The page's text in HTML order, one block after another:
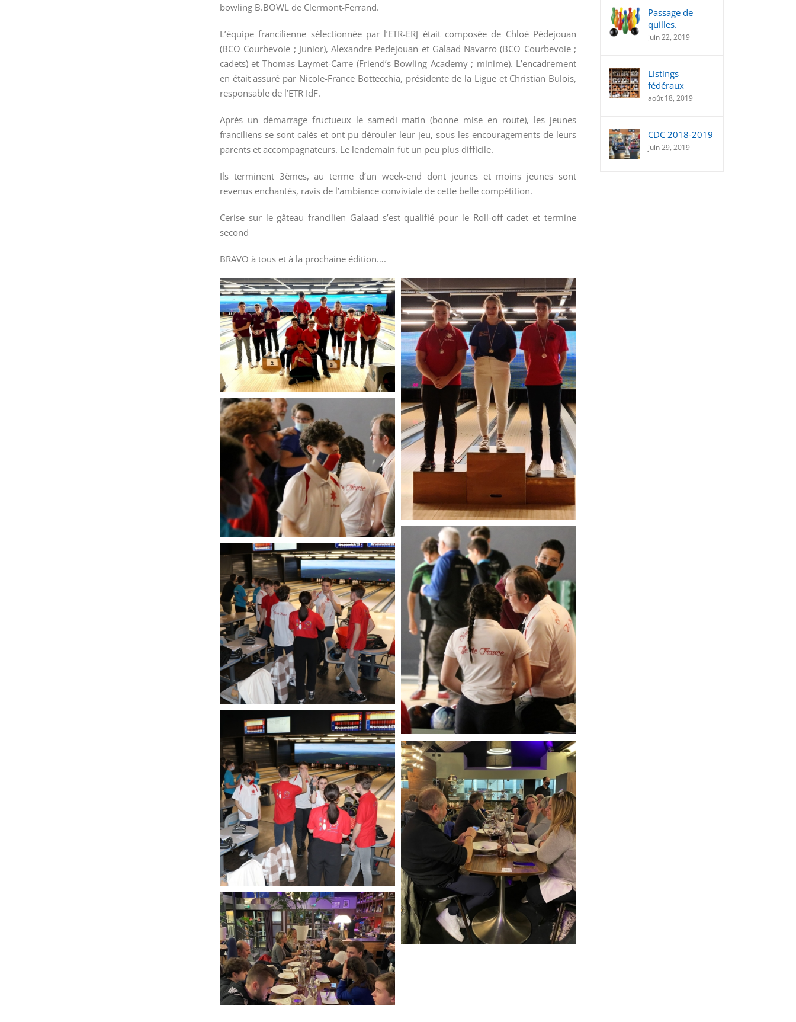
bowling B.BOWL de Clermont-Ferrand.
L’équipe francilienne sélectionnée par l’ETR-ERJ était composée de Chloé Pédejouan
(BCO Courbevoie ; Junior), Alexandre Pedejouan et Galaad Navarro (BCO Courbevoie ;
cadets) et Thomas Laymet-Carre (Friend’s Bowling Academy ; minime). L’encadrement
en était assuré par Nicole-France Bottecchia, présidente de la Ligue et Christian Bulois,
responsable de l’ETR IdF.
Après un démarrage fructueux le samedi matin (bonne mise en route), les jeunes
franciliens se sont calés et ont pu dérouler leur jeu, sous les encouragements de leurs
parents et accompagnateurs. Le lendemain fut un peu plus difficile.
Ils terminent 3èmes, au terme d’un week-end dont jeunes et moins jeunes sont
revenus enchantés, ravis de l’ambiance conviviale de cette belle compétition.
Cerise sur le gâteau francilien Galaad s’est qualifié pour le Roll-off cadet et termine
second
BRAVO à tous et à la prochaine édition….
Passage de
quilles.
juin 22, 2019
Listings
fédéraux
août 18, 2019
CDC 2018-2019
juin 29, 2019